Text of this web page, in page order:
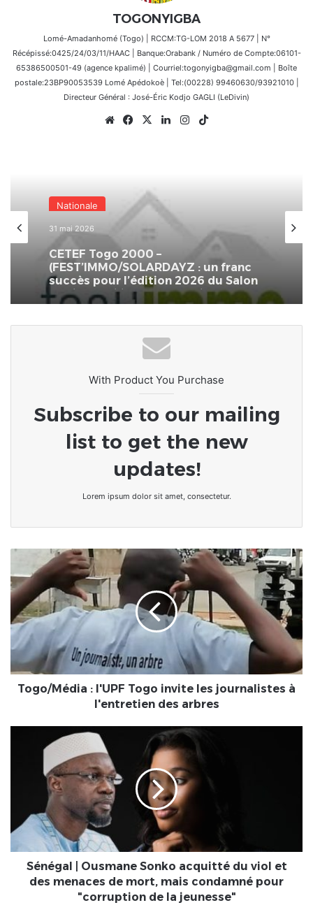
TOGONYIGBA
Lomé-Amadanhomé (Togo) | RCCM:TG-LOM 2018 A 5677 | N°
Récépissé:0425/24/03/11/HAAC | Banque:Orabank / Numéro de Compte:06101-
65386500501-49 (agence kpalimé) | Courriel:togonyigba@gmail.com | Boîte
postale:23BP90053539 Lomé Apédokoè | Tel:(00228) 99460630/93921010 |
Directeur Général : José-Éric Kodjo GAGLI (LeDivin)
WebsiteFacebook
X LinkedinInstagram
Nationale
31 mai 2026
CETEF Togo 2000 –
(FEST’IMMO/SOLARDAYZ : un franc
succès pour l’édition 2026 du Salon
de l’immobilier et de l’habitat
With Product You Purchase
Subscribe to our mailing
list to get the new
updates!
Lorem ipsum dolor sit amet, consectetur.
Togo/Média
l'UPF
Togo
invite
les
journalistes
l'entretien
desTogo/Média : l'UPF Togo invite les journalistes à
l'entretien des arbres
viol
et
des
menaces
Sénégal | Ousmane Sonko acquitté du viol et
des menaces de mort, mais condamné pour
"corruption de la jeunesse"